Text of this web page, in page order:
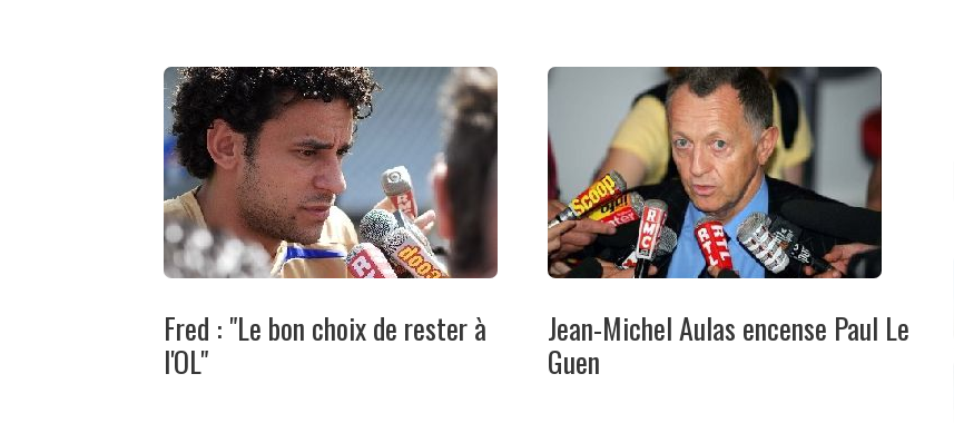
Fred : "Le bon choix de rester à
l'OL"
Jean-Michel Aulas encense Paul Le
Guen